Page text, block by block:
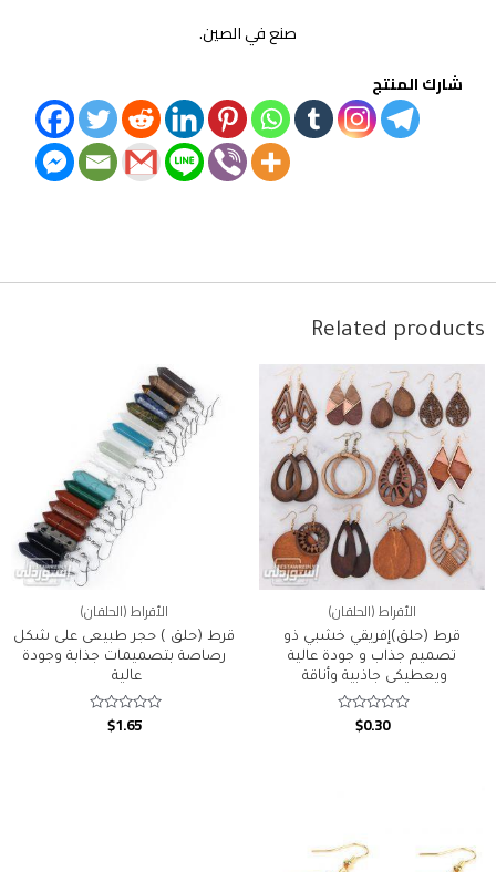
صنع في الصين.
شارك المنتج
Related products
الأقراط (الحلقان)
قرط (حلق)إفريقي خشبي ذو
تصميم جذاب و جودة عالية
ويعطيكى جاذبية وأناقة
Rated
$0.30
الأقراط (الحلقان)
قرط (حلق ) حجر طبيعى على شكل
رصاصة بتصميمات جذابة وجودة
عالية
Rated
$1.65